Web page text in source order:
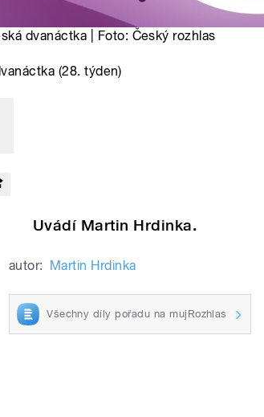
dvanáctka | Foto: Český rozhlas
(28. týden)
Uvádí Martin Hrdinka.
autor: Martin Hrdinka
Všechny díly pořadu na mujRozhlas